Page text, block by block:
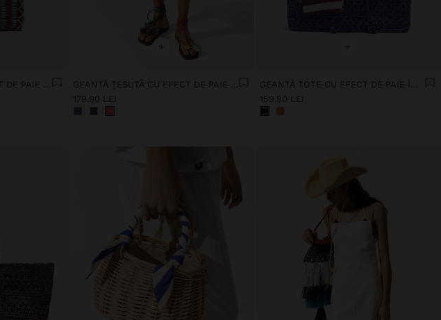
GEANTĂ ȚESUTĂ CU EFECT DE PAIE DE HÂRTIE
+
GEANTĂ ȚESUTĂ CU EFECT DE PAIE DE HÂRTIE
179.90 LEI
+
GEANTĂ TOTE CU EFECT DE PAIE ÎMPLETITĂ
159.90 LEI